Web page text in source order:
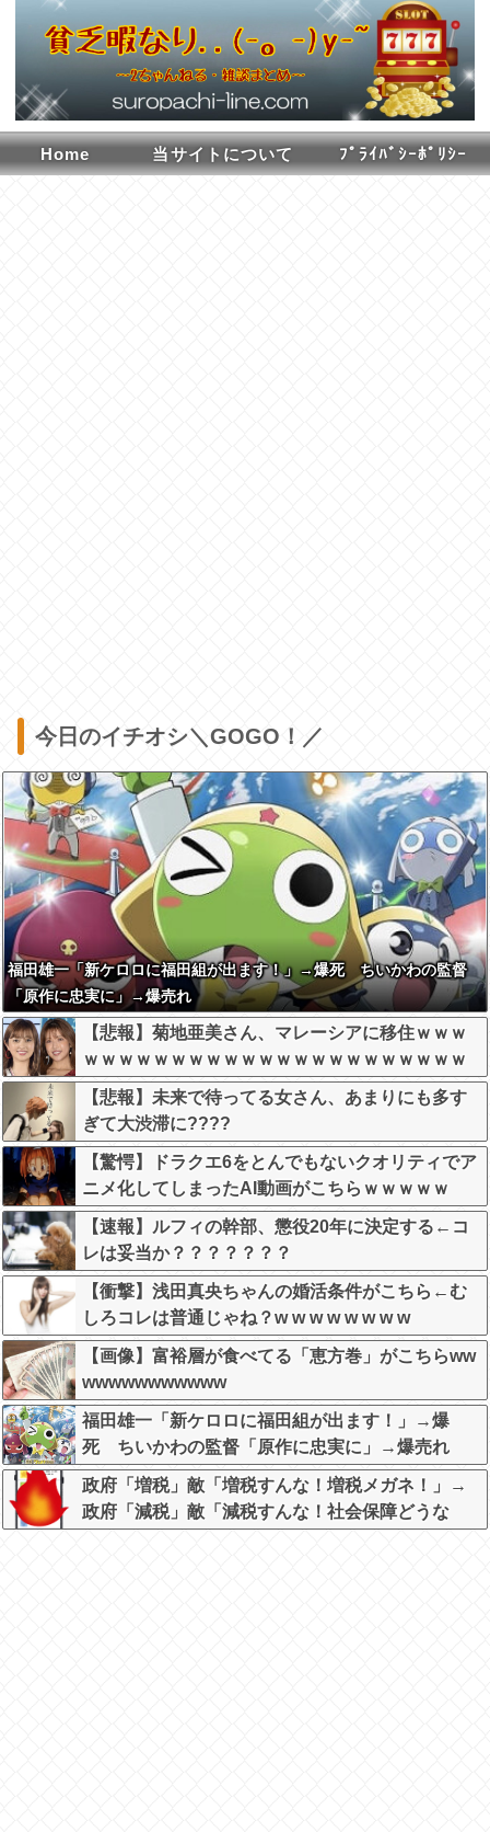
Home 当サイトについて ﾌﾟﾗｲﾊﾞｼｰﾎﾟﾘｼｰ
今日のイチオシ＼GOGO！／
福田雄一「新ケロロに福田組が出ます！」→爆死 ちいかわの監督
「原作に忠実に」→爆売れ
【悲報】菊地亜美さん、マレーシアに移住ｗｗｗ
ｗｗｗｗｗｗｗｗｗｗｗｗｗｗｗｗｗｗｗｗｗｗ
【悲報】未来で待ってる女さん、あまりにも多す
ぎて大渋滞に????
【驚愕】ドラクエ6をとんでもないクオリティでア
ニメ化してしまったAI動画がこちらｗｗｗｗｗ
【速報】ルフィの幹部、懲役20年に決定する←コ
レは妥当か？？？？？？？
【衝撃】浅田真央ちゃんの婚活条件がこちら←む
しろコレは普通じゃね？w w w w w w w w
【画像】富裕層が食べてる「恵方巻」がこちらww
wwwwwwwwwww
福田雄一「新ケロロに福田組が出ます！」→爆
死 ちいかわの監督「原作に忠実に」→爆売れ
政府「増税」敵「増税すんな！増税メガネ！」→
政府「減税」敵「減税すんな！社会保障どうな